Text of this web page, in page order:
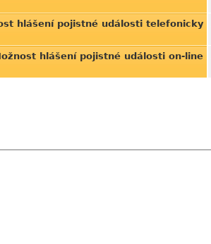
hlášení pojistné události telefonicky
hlášení pojistné události on-line